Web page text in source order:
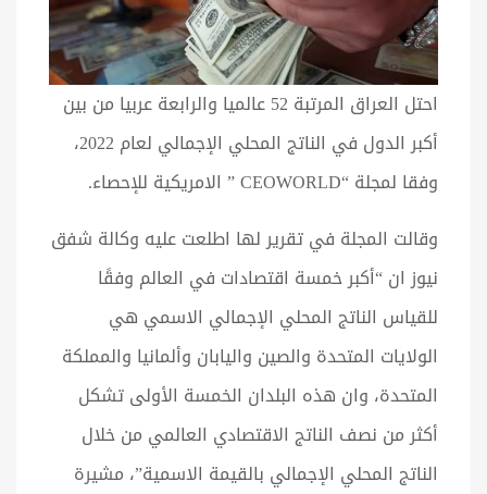
احتل العراق المرتبة 52 عالميا والرابعة عربيا من بين
أكبر الدول في الناتج المحلي الإجمالي لعام 2022،
وفقا لمجلة “CEOWORLD ” الامريكية للإحصاء.
وقالت المجلة في تقرير لها اطلعت عليه وكالة شفق
نيوز ان “أكبر خمسة اقتصادات في العالم وفقًا
للقياس الناتج المحلي الإجمالي الاسمي هي
الولايات المتحدة والصين واليابان وألمانيا والمملكة
المتحدة، وان هذه البلدان الخمسة الأولى تشكل
أكثر من نصف الناتج الاقتصادي العالمي من خلال
الناتج المحلي الإجمالي بالقيمة الاسمية”، مشيرة